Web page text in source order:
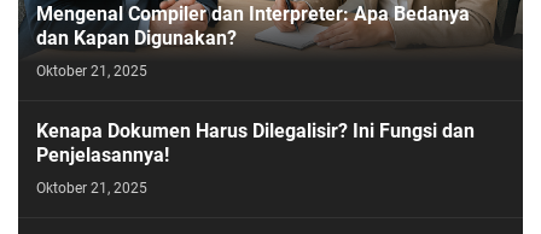
Mengenal Compiler dan Interpreter: Apa Bedanya
dan Kapan Digunakan?
Oktober 21, 2025
Kenapa Dokumen Harus Dilegalisir? Ini Fungsi dan
Penjelasannya!
Oktober 21, 2025